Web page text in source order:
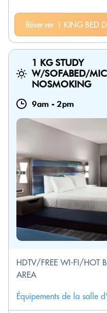
Réserver 1 KING BED
1 KG STUDY
W/SOFABED/
NOSMOKING
9am - 2pm
HDTV/FREE WI-FI/HOT
AREA
Équipements de la salle